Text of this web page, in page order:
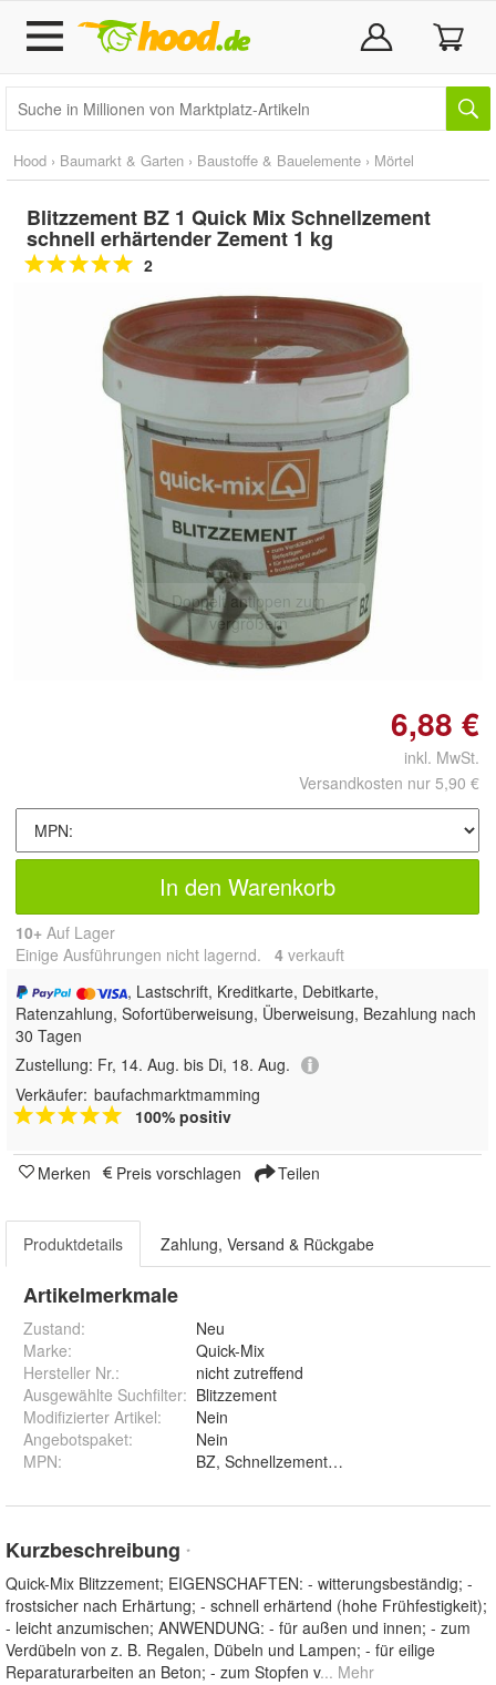
Hood › Baumarkt & Garten › Baustoffe & Bauelemente › Mörtel
Blitzzement BZ 1 Quick Mix Schnellzement
schnell erhärtender Zement 1 kg
2
Doppelt antippen zum
vergrößern
6,88 €
inkl. MwSt.
Versandkosten nur 5,90 €
In den Warenkorb
10+ Auf Lager
Einige Ausführungen nicht lagernd. 4 verkauft
, Lastschrift, Kreditkarte, Debitkarte,
Ratenzahlung, Sofortüberweisung, Überweisung, Bezahlung nach
30 Tagen
Zustellung: Fr, 14. Aug. bis Di, 18. Aug.
Verkäufer: baufachmarktmamming
100% positiv
Merken Preis vorschlagen Teilen
Produktdetails Zahlung, Versand & Rückgabe
Artikelmerkmale
Zustand:
Neu
Marke:
Quick-Mix
Hersteller Nr.:
nicht zutreffend
Ausgewählte Suchfilter: Blitzzement
Modifizierter Artikel:
Nein
Angebotspaket:
Nein
MPN: BZ, Schnellzement, Blitzzement, Quick
Kurzbeschreibung *
Quick-Mix Blitzzement; EIGENSCHAFTEN: - witterungsbeständig; -
frostsicher nach Erhärtung; - schnell erhärtend (hohe Frühfestigkeit);
- leicht anzumischen; ANWENDUNG: - für außen und innen; - zum
Verdübeln von z. B. Regalen, Dübeln und Lampen; - für eilige
Reparaturarbeiten an Beton; - zum Stopfen v... Mehr